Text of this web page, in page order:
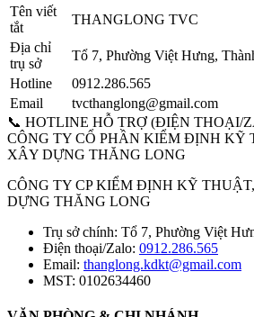
Tên viết
tắt
THANGLONG TVC
Địa chỉ
trụ sở
Tổ 7, Phường Việt Hưng,
Hotline
0912.286.565
Email
tvcthanglong@gmail.com
📞 HOTLINE HỖ TRỢ (ĐIỆN THOẠI/
CÔNG TY CỔ PHẦN KIỂM ĐỊNH KỸ
XÂY DỰNG THĂNG LONG
CÔNG TY CP KIỂM ĐỊNH KỸ
DỰNG THĂNG LONG
Trụ sở chính: Tổ 7, Phường Việt
Điện thoại/Zalo: 0912.286.565
Email: thanglong.kdkt@gmail.com
MST: 0102634460